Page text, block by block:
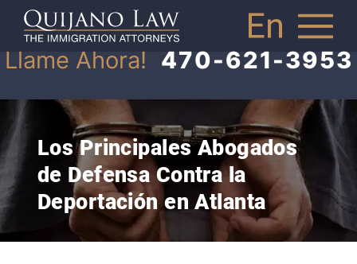
Llame Ahora! 470-621-3953
Los Principales Abogados
de Defensa Contra la
Deportación en Atlanta